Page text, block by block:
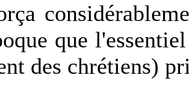
que
des chrétiens)